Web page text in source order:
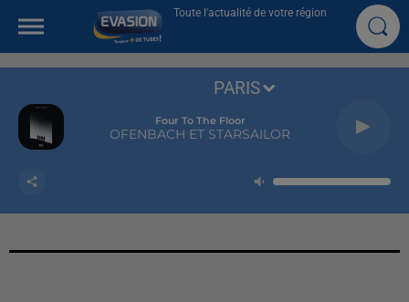
Toute l'actualité de votre région
Four To The Floor
OFENBACH ET STARSAILOR
PARIS